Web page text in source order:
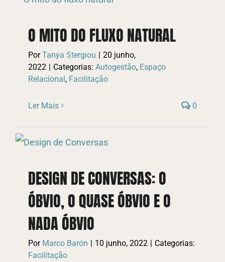
O MITO DO FLUXO NATURAL
PorTanya Stergiou | 20 junho,
2022 | Categorias: Autogestão, Espaço
Relacional, Facilitação
Ler Mais 0
DESIGN DE CONVERSAS: O
ÓBVIO, O QUASE ÓBVIO E O
NADA ÓBVIO
Por Marco Barón | 10 junho, 2022 | Categorias:
Facilitação